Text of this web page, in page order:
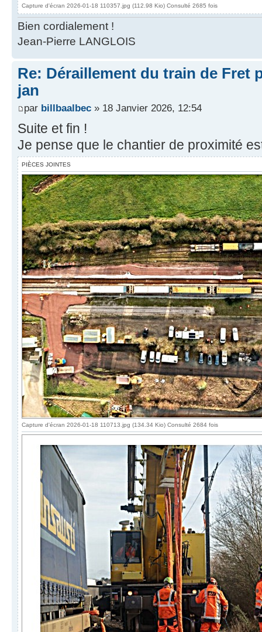
Capture d'écran 2026-01-18 110357.jpg (112.98 Kio) Consulté 2685 fois
Bien cordialement !
Jean-Pierre LANGLOIS
Re: Déraillement du train de Fret
jan
par billbaalbec » 18 Janvier 2026, 12:54
Suite et fin !
Je pense que le chantier de proximité
PIÈCES JOINTES
Capture d'écran 2026-01-18 110713.jpg (134.34 Kio) Consulté 2684 fois